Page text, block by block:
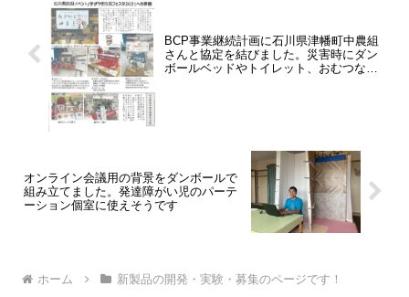
BCP事業継続計画に石川県津幡町中農組
さんと協定を結びました。災害時にダン
ボールベッドやトイレット、おむつなど
オンライン会議用の背景をダンボールで
組み立てました。発達障がい児のパーテ
ーション個室に使えそうです
ホーム 新製品の開発・実験・募集のページです！